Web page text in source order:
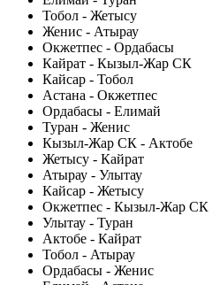
Тобол - Жетысу
Женис - Атырау
Окжетпес - Ордабасы
Кайрат - Кызыл-Жар СК
Кайсар - Тобол
Астана - Окжетпес
Ордабасы - Елимай
Туран - Женис
Кызыл-Жар СК - Актобе
Жетысу - Кайрат
Атырау - Улытау
Кайсар - Жетысу
Окжетпес - Кызыл-Жар СК
Улытау - Туран
Актобе - Кайрат
Тобол - Атырау
Ордабасы - Женис